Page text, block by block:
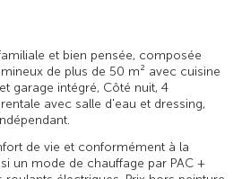
et bien pensée, composée
de plus de 50 m² avec cuisine
garage intégré, Côté nuit, 4
avec salle d'eau et dressing,
de vie et conformément à la
un mode de chauffage par PAC +